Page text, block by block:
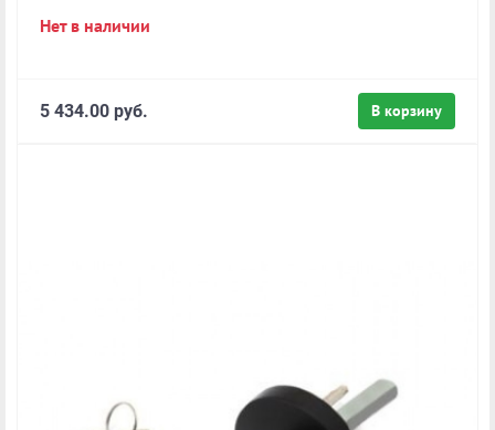
Нет в наличии
В корзину
5 434.00 руб.